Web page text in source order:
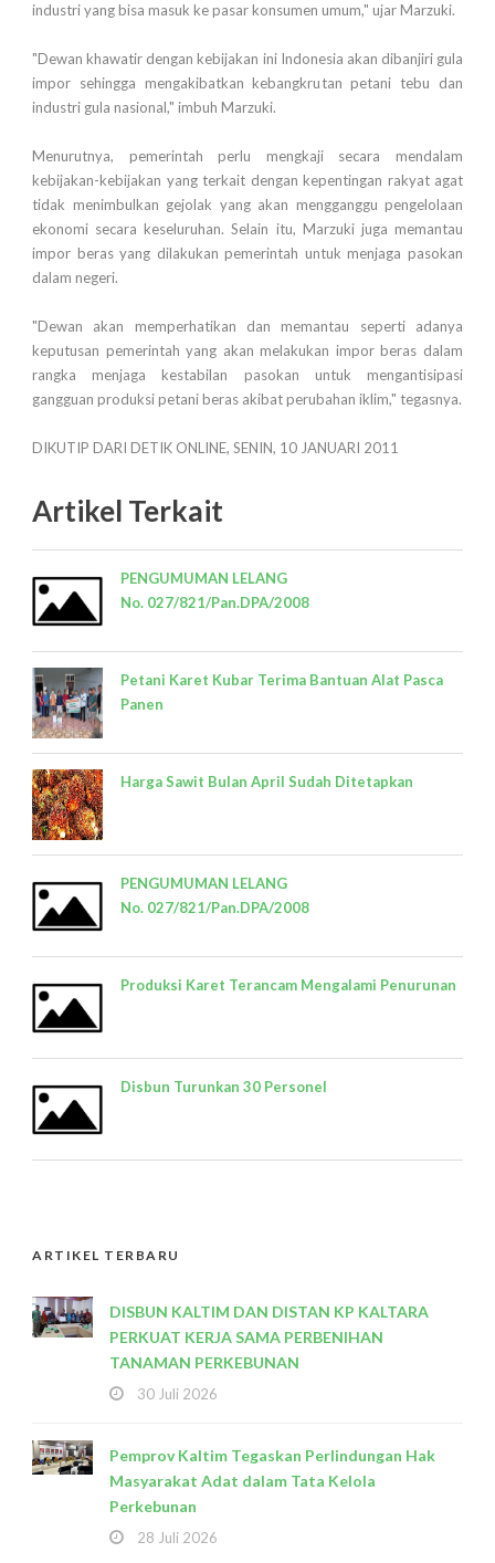
industri yang bisa masuk ke pasar konsumen umum," ujar Marzuki.
"Dewan khawatir dengan kebijakan ini Indonesia akan dibanjiri gula
impor sehingga mengakibatkan kebangkrutan petani tebu dan
industri gula nasional," imbuh Marzuki.
Menurutnya, pemerintah perlu mengkaji secara mendalam
kebijakan-kebijakan yang terkait dengan kepentingan rakyat agat
tidak menimbulkan gejolak yang akan mengganggu pengelolaan
ekonomi secara keseluruhan. Selain itu, Marzuki juga memantau
impor beras yang dilakukan pemerintah untuk menjaga pasokan
dalam negeri.
"Dewan akan memperhatikan dan memantau seperti adanya
keputusan pemerintah yang akan melakukan impor beras dalam
rangka menjaga kestabilan pasokan untuk mengantisipasi
gangguan produksi petani beras akibat perubahan iklim," tegasnya.
DIKUTIP DARI DETIK ONLINE, SENIN, 10 JANUARI 2011
Artikel Terkait
PENGUMUMAN LELANG
No. 027/821/Pan.DPA/2008
Petani Karet Kubar Terima Bantuan Alat Pasca
Panen
Harga Sawit Bulan April Sudah Ditetapkan
PENGUMUMAN LELANG
No. 027/821/Pan.DPA/2008
Produksi Karet Terancam Mengalami Penurunan
Disbun Turunkan 30 Personel
ARTIKEL TERBARU
DISBUN KALTIM DAN DISTAN KP KALTARA
PERKUAT KERJA SAMA PERBENIHAN
TANAMAN PERKEBUNAN
30 Juli 2026
Pemprov Kaltim Tegaskan Perlindungan Hak
Masyarakat Adat dalam Tata Kelola
Perkebunan
28 Juli 2026